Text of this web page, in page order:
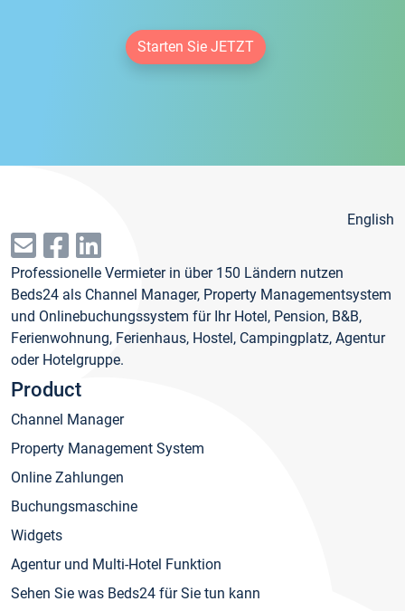
Starten Sie JETZT
English
Professionelle Vermieter in über 150 Ländern nutzen
Beds24 als Channel Manager, Property Managementsystem
und Onlinebuchungssystem für Ihr Hotel, Pension, B&B,
Ferienwohnung, Ferienhaus, Hostel, Campingplatz, Agentur
oder Hotelgruppe.
Product
Channel Manager
Property Management System
Online Zahlungen
Buchungsmaschine
Widgets
Agentur und Multi-Hotel Funktion
Sehen Sie was Beds24 für Sie tun kann